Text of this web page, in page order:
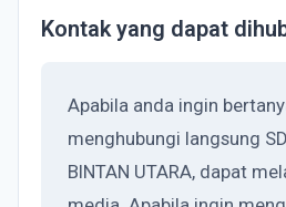
Kontak yang dapat
Apabila anda ingin
menghubungi langsung
BINTAN UTARA, dapat